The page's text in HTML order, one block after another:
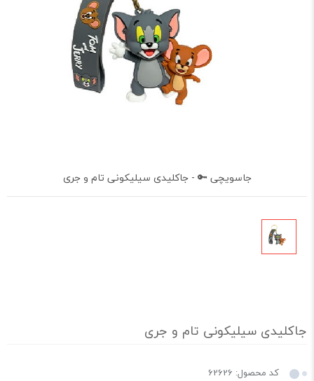
جاسویچی 🔑 - جاکلیدی سیلیکونی تام و جری
جاکلیدی سیلیکونی تام و جری
کد محصول: 62626